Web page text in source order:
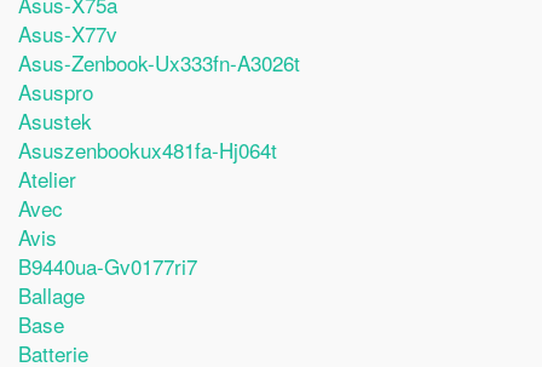
Asus-X77v
Asus-Zenbook-Ux333fn-A3026t
Asuspro
Asustek
Asuszenbookux481fa-Hj064t
Atelier
Avec
Avis
B9440ua-Gv0177ri7
Ballage
Base
Batterie